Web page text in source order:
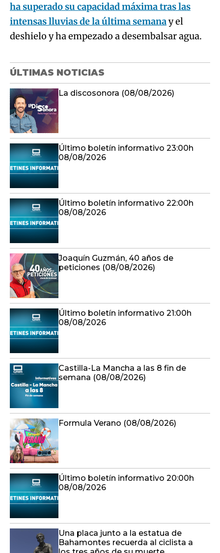
ha superado su capacidad máxima tras las
intensas lluvias de la última semanay el
deshielo y ha empezado a desembalsar agua.
ÚLTIMAS NOTICIAS
La discosonora (08/08/2026)
Último boletín informativo 23:00h
08/08/2026
Último boletín informativo 22:00h
08/08/2026
Joaquín Guzmán, 40 años de
peticiones (08/08/2026)
Último boletín informativo 21:00h
08/08/2026
Castilla-La Mancha a las 8 fin de
semana (08/08/2026)
Formula Verano (08/08/2026)
Último boletín informativo 20:00h
08/08/2026
Una placa junto a la estatua de
Bahamontes recuerda al ciclista a